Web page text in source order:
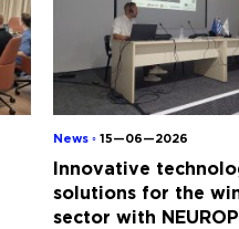
News ◦ 15—06—2026
Innovative
solutions for the
sector with